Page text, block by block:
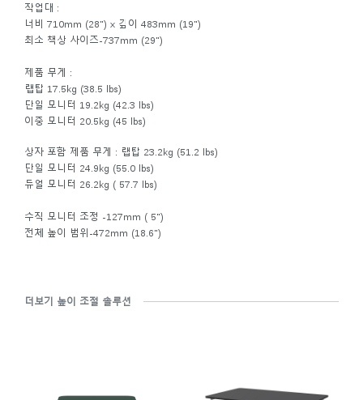
작업대 :
너비 710mm (28") x 깊이 483mm (19")
최소 책상 사이즈-737mm (29")
제품 무게 :
랩탑 17.5kg (38.5 lbs)
단일 모니터 19.2kg (42.3 lbs)
이중 모니터 20.5kg (45 lbs)
상자 포함 제품 무게 : 랩탑 23.2kg (51.2 lbs)
단일 모니터 24.9kg (55.0 lbs)
듀얼 모니터 26.2kg ( 57.7 lbs)
수직 모니터 조정 -127mm ( 5")
전체 높이 범위-472mm (18.6")
더보기 높이 조절 솔루션